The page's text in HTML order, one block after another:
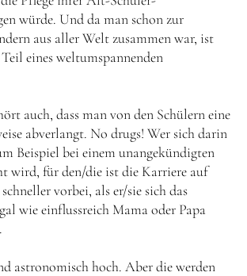
würde. Und da man schon zur
aus aller Welt zusammen war, ist
eines weltumspannenden
auch, dass man von den Schülern eine
abverlangt. No drugs! Wer sich darin
Beispiel bei einem unangekündigten
wird, für den/die ist die Karriere auf
vorbei, als er/sie sich das
wie einflussreich Mama oder Papa
astronomisch hoch. Aber die werden